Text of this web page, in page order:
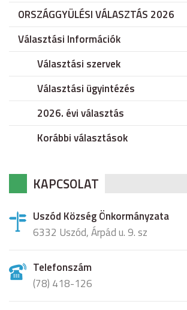
ORSZÁGGYÜLÉSI VÁLASZTÁS 2026
Választási Információk
Választási szervek
Választási ügyintézés
2026. évi választás
Korábbi választások
KAPCSOLAT
Uszód Község Önkormányzata
6332 Uszód, Árpád u. 9. sz
Telefonszám
(78) 418-126